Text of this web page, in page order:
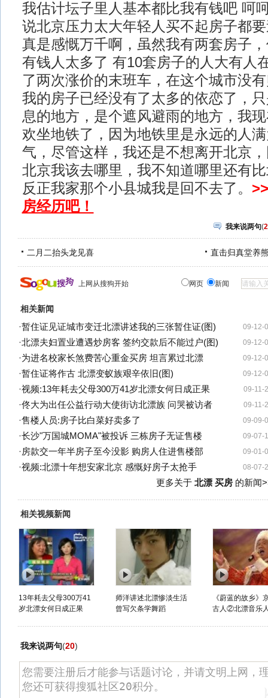
我估计坛子里人基本都比我有钱吧 呵
说北京压力太大年轻人买不起房子都
真是感慨万千啊，虽然我有两套房子
有钱人太多了 有10套房子的人大有人
了两次涨价的末班车，在这个城市没
我的房子已经没有了太多的依恋了，
息的地方，是个遮风避雨的地方，我
欢坐地铁了，因为地铁里是永远的人
气，尽管这样，我还是不想离开北京
北京我该去哪里，我不知道哪里还有
反正我家那个小县城我是回不去了。
房经历吧！
我来说两句(
二月二抬头龙见喜 直击归真堂养
上网从搜狗开始 网页 新闻
相关新闻
09-12-
·暂住证见证城市变迁北漂讲述我的三张暂住证(图)
09-12-
·北漂夫妇置业遭遇炒房客 签约交款后不能过户(图)
09-12-
·为进名校家长煞费苦心重金买房 坦言累过北漂
09-12-
·暂住证将作古 北漂变蚁族艰辛依旧(图)
09-11-
·视频:13年耗去父母300万41岁北漂女何日成正果
09-11-
·佟大为出任公益行动大使街访北漂族 问哭被访者
09-09-
·售楼人员:房子比白菜好卖多了
09-07-
·长沙"万国城MOMA"被投诉 三栋房子无证售楼
09-01-
·房款交一年半房子至今没影 购房人住进售楼部
08-07-
·视频:北漂十年想安家北京 感慨好房子太抢手
更多关于 北漂 买房的新闻
相关视频新闻
13年耗去父母300万41
岁北漂女何日成正果
师洋讲述北漂惨淡生活
曾写欠条学舞蹈
《蔚蓝的故乡》
古人②北漂音乐
我来说两句(20)